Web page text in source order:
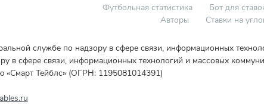
Футбольная статистика Бот для
Авторы
Ставки на
службе по надзору в сфере связи, информационных
в сфере связи, информационных технологий и массовых
«Смарт Тейблс» (ОГРН: 1195081014391)